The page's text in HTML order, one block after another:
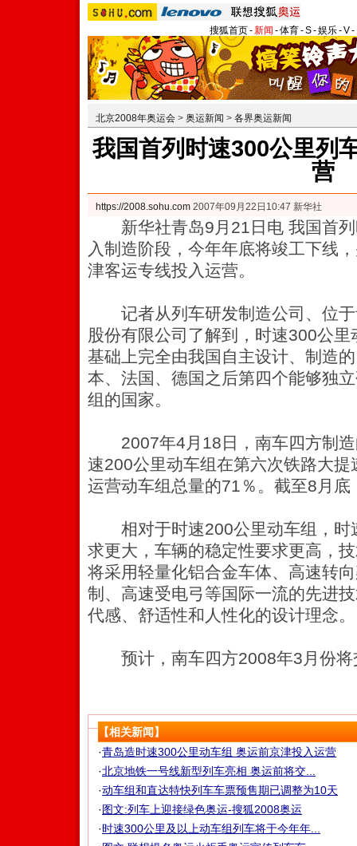
搜狐首页-新闻 -体育-S-娱乐-V-
北京2008年奥运会 > 奥运新闻 > 各界奥运新闻
我国首列时速300公里列
营
https://2008.sohu.com 2007年09月22日10:47 新华社
新华社青岛9月21日电 我国首列
入制造阶段，今年年底将竣工下线
津客运专线投入运营。
记者从列车研发制造公司、位于
股份有限公司了解到，时速300公
基础上完全由我国自主设计、制造
本、法国、德国之后第四个能够独
组的国家。
2007年4月18日，南车四方制造
速200公里动车组在第六次铁路大
运营动车组总量的71％。截至8月底
相对于时速200公里动车组，时
求更大，车辆的稳定性要求更高，
将采用轻量化铝合金车体、高速转
制、高速受电弓等国际一流的先进
代感、舒适性和人性化的设计理念。
预计，南车四方2008年3月份将
【相关新闻】
·青岛造时速300公里动车组 奥运前京津投入运营
·北京地铁一号线新型列车亮相 奥运前将交...
·动车组和直达特快列车车票预售期已调整为10天
·图文:列车上迎接绿色奥运-搜狐2008奥运
·时速300公里及以上动车组列车将于今年年...